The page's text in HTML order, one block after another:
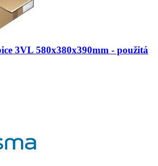
3VL 580x380x390mm - použitá